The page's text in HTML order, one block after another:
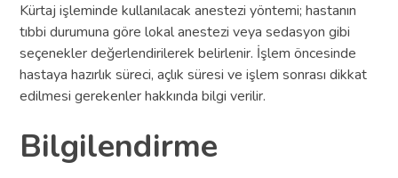
Kürtaj işleminde kullanılacak anestezi yöntemi; hastanın
tıbbi durumuna göre lokal anestezi veya sedasyon gibi
seçenekler değerlendirilerek belirlenir. İşlem öncesinde
hastaya hazırlık süreci, açlık süresi ve işlem sonrası dikkat
edilmesi gerekenler hakkında bilgi verilir.
Bilgilendirme